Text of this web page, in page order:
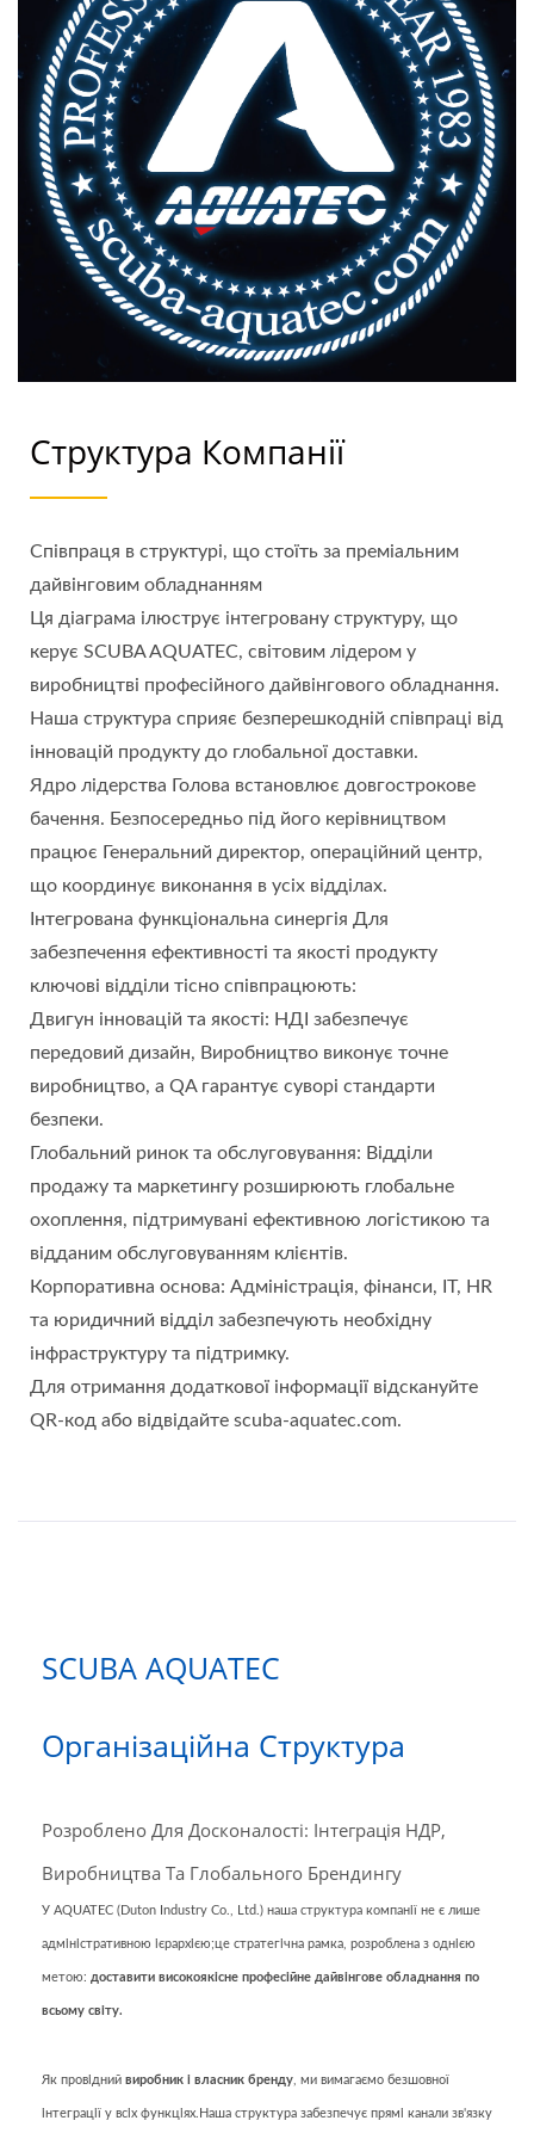
Структура Компанії
Співпраця в структурі, що стоїть за преміальним
дайвінговим обладнанням
Ця діаграма ілюструє інтегровану структуру, що
керує SCUBA AQUATEC, світовим лідером у
виробництві професійного дайвінгового обладнання.
Наша структура сприяє безперешкодній співпраці від
інновацій продукту до глобальної доставки.
Ядро лідерства Голова встановлює довгострокове
бачення. Безпосередньо під його керівництвом
працює Генеральний директор, операційний центр,
що координує виконання в усіх відділах.
Інтегрована функціональна синергія Для
забезпечення ефективності та якості продукту
ключові відділи тісно співпрацюють:
Двигун інновацій та якості: НДІ забезпечує
передовий дизайн, Виробництво виконує точне
виробництво, а QA гарантує суворі стандарти
безпеки.
Глобальний ринок та обслуговування: Відділи
продажу та маркетингу розширюють глобальне
охоплення, підтримувані ефективною логістикою та
відданим обслуговуванням клієнтів.
Корпоративна основа: Адміністрація, фінанси, ІТ, HR
та юридичний відділ забезпечують необхідну
інфраструктуру та підтримку.
Для отримання додаткової інформації відскануйте
QR-код або відвідайте scuba-aquatec.com.
SCUBA AQUATEC
Організаційна Структура
Розроблено Для Досконалості: Інтеграція НДР,
Виробництва Та Глобального Брендингу
У AQUATEC (Duton Industry Co., Ltd.) наша структура компанії не є лише
адміністративною ієрархією;це стратегічна рамка, розроблена з однією
метою: доставити високоякісне професійне дайвінгове обладнання по
всьому світу.
Як провідний виробник і власник бренду , ми вимагаємо безшовної
інтеграції у всіх функціях.Наша структура забезпечує прямі канали зв'язку